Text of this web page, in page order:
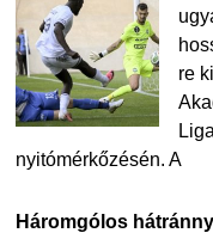
re
nyitómérkőzésén. A
Háromgólos